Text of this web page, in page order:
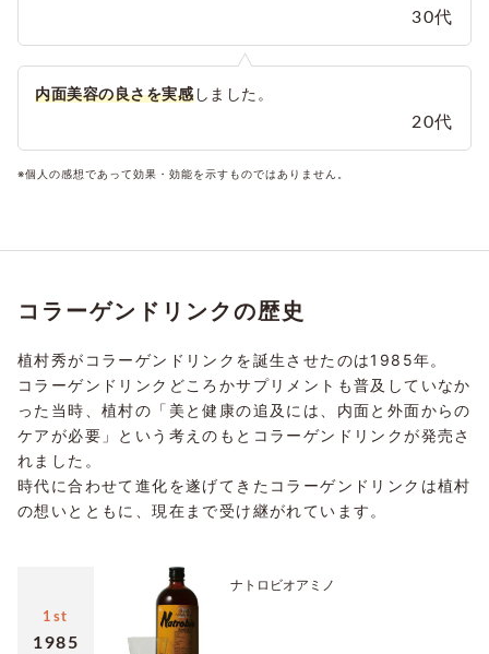
30代
内面美容の良さを実感しました。
20代
※個人の感想であって効果・効能を示すものではありません。
コラーゲンドリンクの歴史
植村秀がコラーゲンドリンクを誕生させたのは1985年。
コラーゲンドリンクどころかサプリメントも普及していなか
った当時、植村の「美と健康の追及には、内面と外面からの
ケアが必要」という考えのもとコラーゲンドリンクが発売さ
れました。
時代に合わせて進化を遂げてきたコラーゲンドリンクは植村
の想いとともに、現在まで受け継がれています。
1st
1985
ナトロビオアミノ